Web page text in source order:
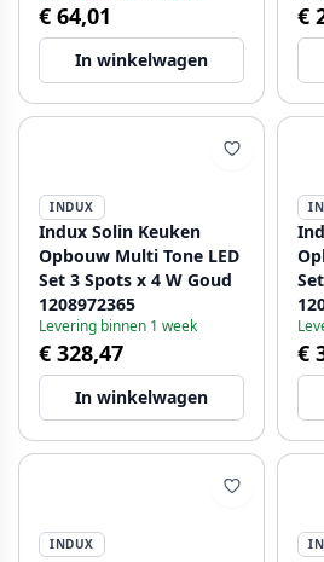
€ 64,01
In winkelwagen
€
INDUX
Indux Solin Keuken
Opbouw Multi Tone LED
Set 3 Spots x 4 W Goud
1208972365
Levering binnen 1 week
€ 328,47
In winkelwagen
€
INDUX